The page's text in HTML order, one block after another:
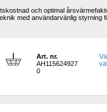
och optimal
med användarvänlig styrning
Art. nr.
AH115624927
0